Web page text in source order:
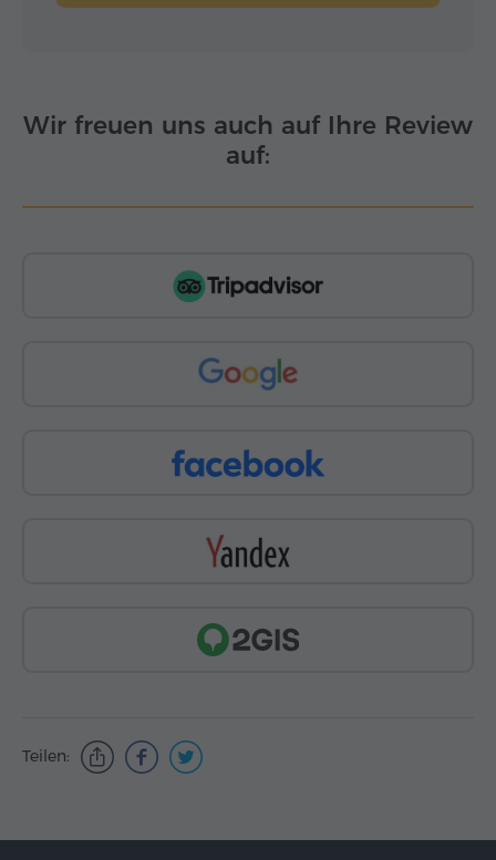
Wir freuen uns auch auf Ihre Review
auf:
Teilen: